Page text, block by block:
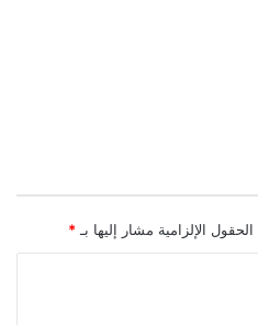
الحقول الإلزامية مشار إليها بـ *